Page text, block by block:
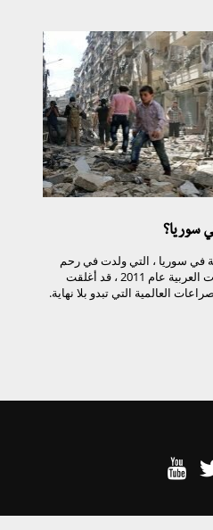
سوريا؟
في سوريا ، التي ولدت في رحم
اضطرابات الانتفاضات العربية عام 2011 ، قد أغلقت
العالمية التي تبدو بلا نهاية.